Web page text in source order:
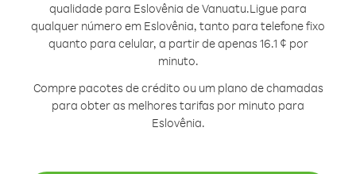
qualidade para Eslovênia de Vanuatu.Ligue para
qualquer número em Eslovênia, tanto para telefone fixo
quanto para celular, a partir de apenas 16.1 ¢ por
minuto.
Compre pacotes de crédito ou um plano de chamadas
para obter as melhores tarifas por minuto para
Eslovênia.